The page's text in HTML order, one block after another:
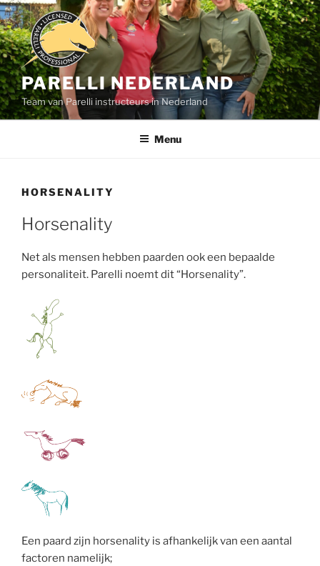
Ga
naar
de
inhoud
PARELLI NEDERLAND
Team van Parelli instructeurs in Nederland
Menu
HORSENALITY
Horsenality
Net als mensen hebben paarden ook een bepaalde
personaliteit. Parelli noemt dit “Horsenality”.
Een paard zijn horsenality is afhankelijk van een aantal
factoren namelijk;